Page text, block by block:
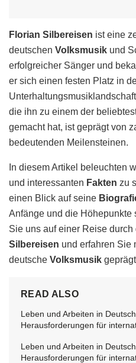
Florian Silbereisen ist eine
deutschen Volksmusik und
erfolgreicher Sänger und
er sich einen festen Platz in
die ihn zu einem der
gemacht hat, ist geprägt von
bedeutenden Meilensteinen.
In diesem Artikel beleuchten
und interessanten Fakten zu
einen Blick auf seine
Anfänge und die Höhepunkte
Sie uns auf einer Reise
Silbereisen und erfahren Sie
deutsche Volksmusik
READ ALSO
Leben und Arbeiten in
Herausforderungen für
Leben und Arbeiten in
Herausforderungen für